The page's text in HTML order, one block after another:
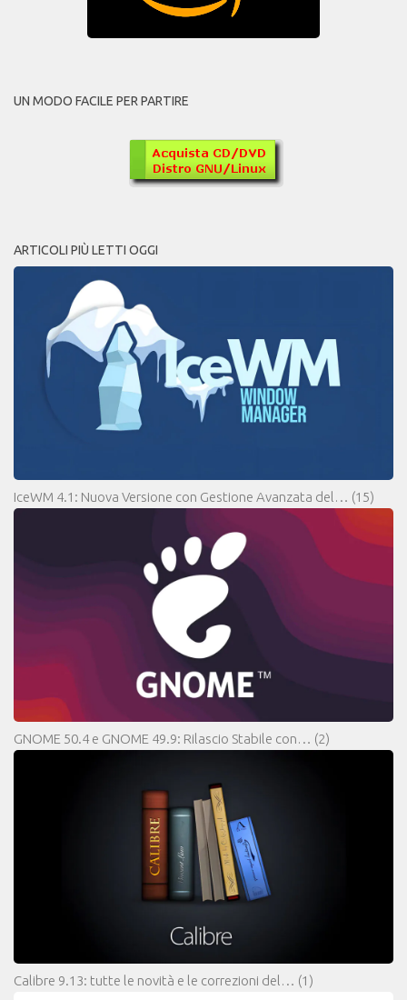
UN MODO FACILE PER PARTIRE
ARTICOLI PIÙ LETTI OGGI
IceWM 4.1: Nuova Versione con Gestione Avanzata del… (15)
GNOME 50.4 e GNOME 49.9: Rilascio Stabile con… (2)
Calibre 9.13: tutte le novità e le correzioni del… (1)